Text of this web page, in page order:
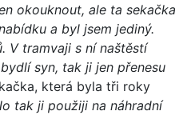
okouknout, ale ta sekačka
a byl jsem jediný.
V tramvaji s ní naštěstí
syn, tak ji jen přenesu
která byla tři roky
tak ji použiji na náhradní